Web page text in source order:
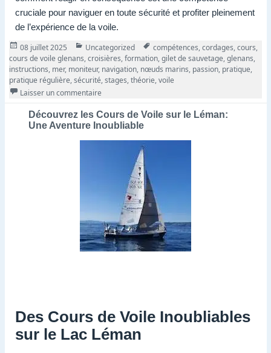
cruciale pour naviguer en toute sécurité et profiter pleinement
de l’expérience de la voile.
Publié
le
08 juillet 2025 Catégories
Uncategorized Tags
compétences,cordages,cours,
cours de voile glenans,croisières,formation,gilet de sauvetage,glenans,
instructions, mer, moniteur, navigation, nœuds marins, passion, pratique,
pratique régulière,sécurité,stages,théorie,voile
Laisser un commentaire
Découvrez les Cours de Voile sur le Léman:
Une Aventure Inoubliable
Des Cours de Voile Inoubliables
sur le Lac Léman